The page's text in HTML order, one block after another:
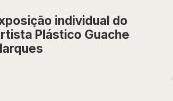
individual do
Plástico Guache